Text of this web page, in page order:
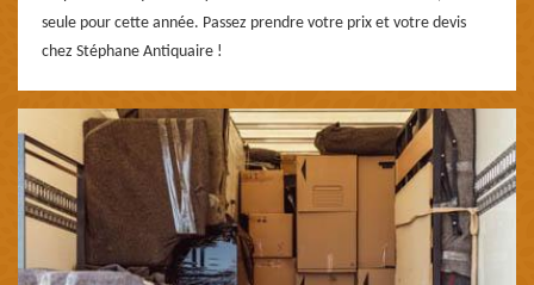
seule pour cette année. Passez prendre votre prix et votre devis
chez Stéphane Antiquaire !